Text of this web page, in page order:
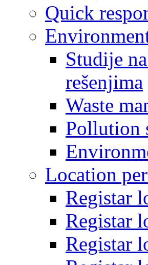
Quick
Studije
rešenjima
Waste
Pollution
Location
Registar
Registar
Registar